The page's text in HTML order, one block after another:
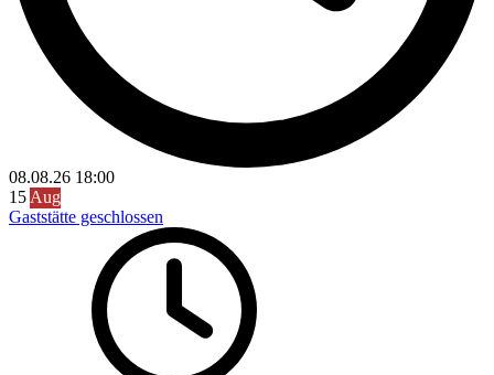
08.08.26 18:00
15 Aug
Gaststätte geschlossen